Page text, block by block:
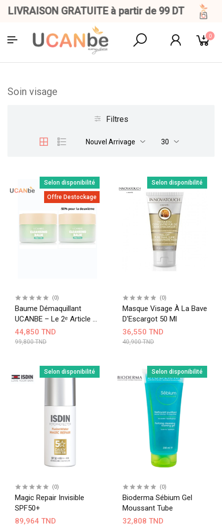
GRATUITE à partir de 99 DT
0
Soin visage
Filtres
Nouvel Arrivage 30
Selon disponibilité
Offre Destockage
(0)
Baume Démaquillant
UCANBE – Le 2ᵉ Article À
-50 %
44,850 TND
99,800 TND
Selon disponibilité
(0)
Masque Visage À La Bave
D'Escargot 50 Ml
36,550 TND
40,900 TND
Selon disponibilité
(0)
Magic Repair Invisible
SPF50+
89,964 TND
Selon disponibilité
(0)
Bioderma Sébium Gel
Moussant Tube
32,808 TND